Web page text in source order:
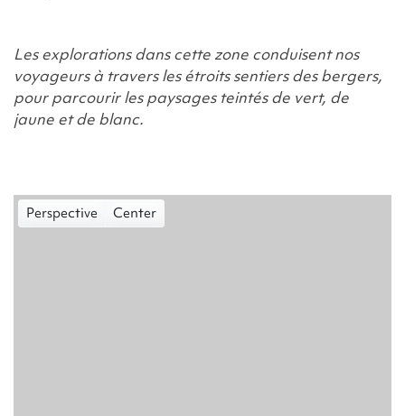
Les explorations dans cette zone conduisent nos
voyageurs à travers les étroits sentiers des bergers,
pour parcourir les paysages teintés de vert, de
jaune et de blanc.
Perspective Center